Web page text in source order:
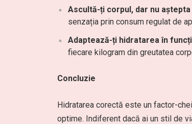
Ascultă-ți corpul, dar nu
senzația prin consum regulat de
Adaptează-ți hidratarea în
fiecare kilogram din greutatea
Concluzie
Hidratarea corectă este un factor-
optime. Indiferent dacă ai un stil de